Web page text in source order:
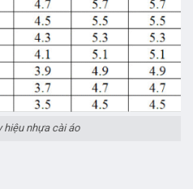
hiệu nhựa cài áo